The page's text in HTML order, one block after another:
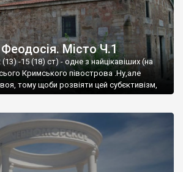
Місто Ч.1
-15 (18) ст) - одне з найцікавіших (на
Кримського півострова .Ну,але
тому щоби розвіяти цей субєктивізм,
це